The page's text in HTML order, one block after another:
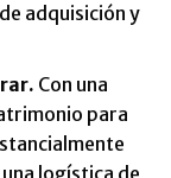
adquisición y
Con una
para